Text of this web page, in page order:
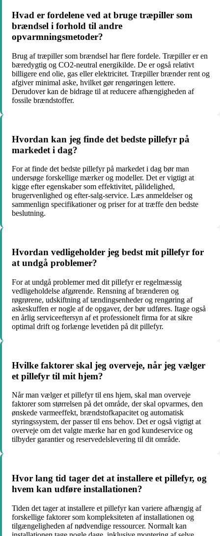
Hvad er fordelene ved at bruge træpiller som
brændsel i forhold til andre
opvarmningsmetoder?
Brug af træpiller som brændsel har flere fordele. Træpiller er en
bæredygtig og CO2-neutral energikilde. De er også relativt
billigere end olie, gas eller elektricitet. Træpiller brænder rent og
afgiver minimal aske, hvilket gør rengøringen lettere.
Derudover kan de bidrage til at reducere afhængigheden af
fossile brændstoffer.
Hvordan kan jeg finde det bedste pillefyr på
markedet i dag?
For at finde det bedste pillefyr på markedet i dag bør man
undersøge forskellige mærker og modeller. Det er vigtigt at
kigge efter egenskaber som effektivitet, pålidelighed,
brugervenlighed og efter-salg-service. Læs anmeldelser og
sammenlign specifikationer og priser for at træffe den bedste
beslutning.
Hvordan vedligeholder jeg bedst mit pillefyr for
at undgå problemer?
For at undgå problemer med dit pillefyr er regelmæssig
vedligeholdelse afgørende. Rensning af brænderen og
røgrørene, udskiftning af tændingsenheder og rengøring af
askeskuffen er nogle af de opgaver, der bør udføres. Itage også
en årlig serviceeftersyn af et professionelt firma for at sikre
optimal drift og forlænge levetiden på dit pillefyr.
Hvilke faktorer skal jeg overveje, når jeg vælger
et pillefyr til mit hjem?
Når man vælger et pillefyr til ens hjem, skal man overveje
faktorer som størrelsen på det område, der skal opvarmes, den
ønskede varmeeffekt, brændstofkapacitet og automatisk
styringssystem, der passer til ens behov. Det er også vigtigt at
overveje om det valgte mærke har en god kundeservice og
tilbyder garantier og reservedelslevering til dit område.
Hvor lang tid tager det at installere et pillefyr, og
hvem kan udføre installationen?
Tiden det tager at installere et pillefyr kan variere afhængig af
forskellige faktorer som kompleksiteten af installationen og
tilgængeligheden af nødvendige ressourcer. Normalt kan